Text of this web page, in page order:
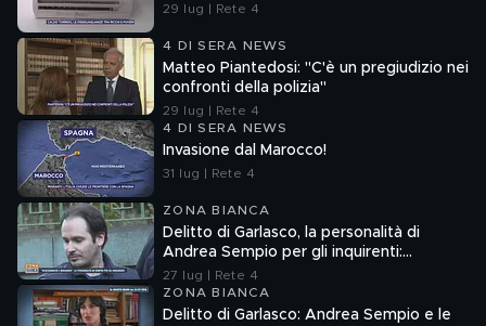
29 lug | Rete 4
4 DI SERA NEWS
Matteo Piantedosi: "C'è un pregiudizio nei
confronti della polizia"
29 lug | Rete 4
4 DI SERA NEWS
Invasione dal Marocco!
31 lug | Rete 4
ZONA BIANCA
Delitto di Garlasco, la personalità di
Andrea Sempio per gli inquirenti:
"Ossessionato e bugiardo"
27 lug | Rete 4
ZONA BIANCA
Delitto di Garlasco: Andrea Sempio e le